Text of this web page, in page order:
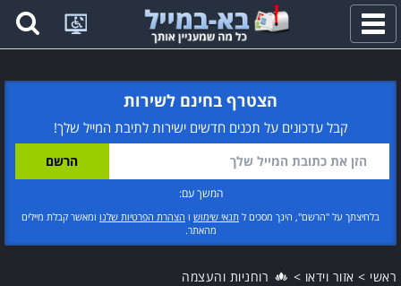
פתח
תפריט
הצטרף בחינם לשירות
קבל עדכונים על תכנים חדשים ישירות לתיבת המייל שלך!
המשך עם:
בלחיצתך על "הרשם", הינך מסכים ל תנאי שימוש ו הצהרת הפרטיות שלנו ומאשר קבלת מיילים
מהאתר.
ראשי > אזור וידאו > רוחניות והעצמה